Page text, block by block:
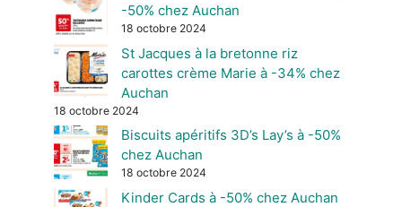
-50% chez Auchan
18 octobre 2024
St Jacques à la bretonne riz
carottes crème Marie à -34% chez
Auchan
18 octobre 2024
Biscuits apéritifs 3D’s Lay’s à -50%
chez Auchan
18 octobre 2024
Kinder Cards à -50% chez Auchan